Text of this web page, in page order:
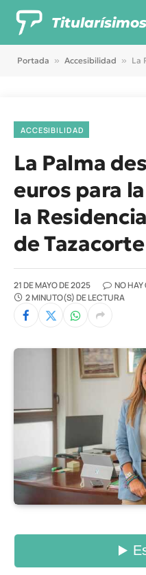
Titularísimos
Portada » Accesibilidad » La
ACCESIBILIDAD
La Palma
euros para
la
de Tazacorte
21 DE MAYO DE 2025
NO
2 MINUTO(S) DE LECTURA